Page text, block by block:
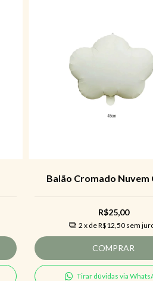
Balão Cromado Nuvem
R$25,00
2 x deR$12,50 sem
COMPRAR
Tirar dúvidas via